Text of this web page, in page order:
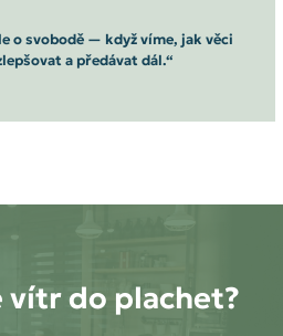
Inspirace
o svobodě — když víme, jak věci
a předávat dál.“
do plachet?